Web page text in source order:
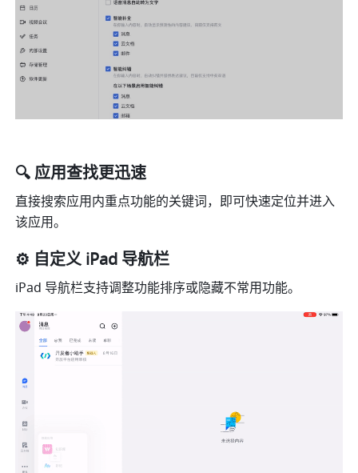
🔍 应用查找更迅速
直接搜索应用内重点功能的关键词，即可快速定位并进入
该应用。
⚙️ 自定义 iPad 导航栏
iPad 导航栏支持调整功能排序或隐藏不常用功能。